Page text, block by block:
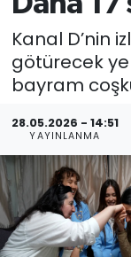
Kanal D’nin
götürecek
bayram
28.05.2026 - 14:51
YAYINLANMA